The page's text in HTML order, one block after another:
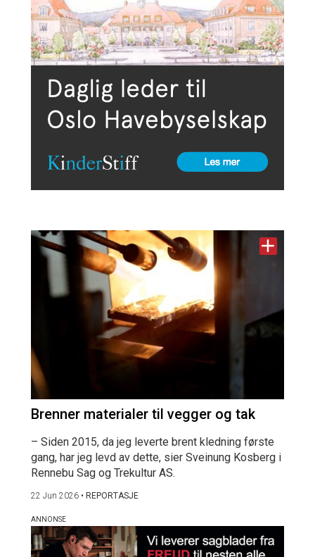
Brenner materialer til vegger og tak
– Siden 2015, da jeg leverte brent kledning første
gang, har jeg levd av dette, sier Sveinung Kosberg i
Rennebu Sag og Trekultur AS.
22 Jun 2026 • REPORTASJE